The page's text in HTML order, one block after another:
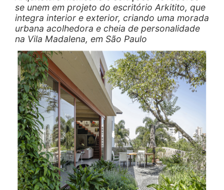
se unem em projeto do escritório Arkitito, que
integra interior e exterior, criando uma morada
urbana acolhedora e cheia de personalidade
na Vila Madalena, em São Paulo